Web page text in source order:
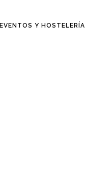
EVENTOS Y HOSTELERÍA